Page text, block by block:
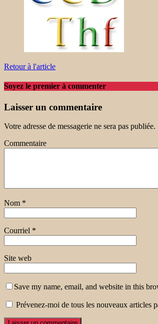
Retour à l'article
Soyez le premier à commenter
Laisser un commentaire
Votre adresse de messagerie ne sera pas publiée.
Commentaire
Nom *
Courriel *
Site web
Save my name, email, and website in this
Prévenez-moi de tous les nouveaux articles